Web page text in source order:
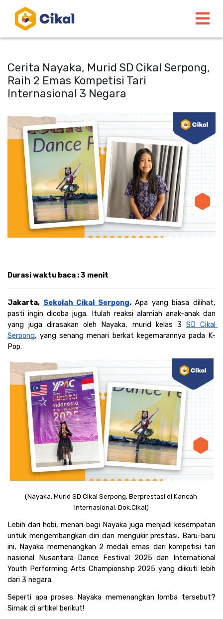
Cerita Nayaka, Murid SD Cikal Serpong,
Raih 2 Emas Kompetisi Tari
Internasional 3 Negara
Durasi waktu baca : 3 menit
Jakarta, Sekolah Cikal Serpong. Apa yang biasa dilihat,
pasti ingin dicoba juga. Itulah reaksi alamiah anak-anak dan
yang juga dirasakan oleh Nayaka, murid kelas 3 SD Cikal
Serpong, yang senang menari berkat kegemarannya pada K-
Pop.
(Nayaka, Murid SD Cikal Serpong, Berprestasi di Kancah
Internasional. Dok.Cikal)
Lebih dari hobi, menari bagi Nayaka juga menjadi kesempatan
untuk mengembangkan diri dan mengukir prestasi. Baru-baru
ini, Nayaka memenangkan 2 medali emas dari kompetisi tari
nasional Nusantara Dance Festival 2025 dan International
Youth Performing Arts Championship 2025 yang diikuti lebih
dari 3 negara.
Seperti apa proses Nayaka memenangkan lomba tersebut?
Simak di artikel berikut!